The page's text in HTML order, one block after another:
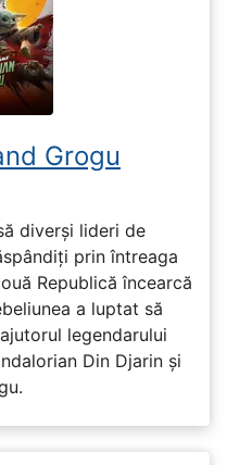
Grogu
diverși lideri de
prin întreaga
Republică încearcă
a luptat să
legendarului
Din Djarin și